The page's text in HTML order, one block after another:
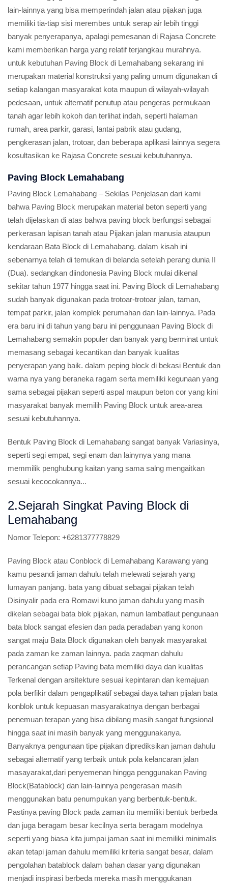
lain-lainnya yang bisa memperindah jalan atau pijakan juga
memiliki tia-tiap sisi merembes untuk serap air lebih tinggi
banyak penyerapanya, apalagi pemesanan di Rajasa Concrete
kami memberikan harga yang relatif terjangkau murahnya.
untuk kebutuhan Paving Block di Lemahabang sekarang ini
merupakan material konstruksi yang paling umum digunakan di
setiap kalangan masyarakat kota maupun di wilayah-wilayah
pedesaan, untuk alternatif penutup atau pengeras permukaan
tanah agar lebih kokoh dan terlihat indah, seperti halaman
rumah, area parkir, garasi, lantai pabrik atau gudang,
pengkerasan jalan, trotoar, dan beberapa aplikasi lainnya segera
kosultasikan ke Rajasa Concrete sesuai kebutuhannya.
Paving Block Lemahabang
Paving Block Lemahabang – Sekilas Penjelasan dari kami
bahwa Paving Block merupakan material beton seperti yang
telah dijelaskan di atas bahwa paving block berfungsi sebagai
perkerasan lapisan tanah atau Pijakan jalan manusia ataupun
kendaraan Bata Block di Lemahabang. dalam kisah ini
sebenarnya telah di temukan di belanda setelah perang dunia II
(Dua). sedangkan diindonesia Paving Block mulai dikenal
sekitar tahun 1977 hingga saat ini. Paving Block di Lemahabang
sudah banyak digunakan pada trotoar-trotoar jalan, taman,
tempat parkir, jalan komplek perumahan dan lain-lainnya. Pada
era baru ini di tahun yang baru ini penggunaan Paving Block di
Lemahabang semakin populer dan banyak yang berminat untuk
memasang sebagai kecantikan dan banyak kualitas
penyerapan yang baik. dalam peping block di bekasi Bentuk dan
warna nya yang beraneka ragam serta memiliki kegunaan yang
sama sebagai pijakan seperti aspal maupun beton cor yang kini
masyarakat banyak memilih Paving Block untuk area-area
sesuai kebutuhannya.
Bentuk Paving Block di Lemahabang sangat banyak Variasinya,
seperti segi empat, segi enam dan lainynya yang mana
memmilik penghubung kaitan yang sama salng mengaitkan
sesuai kecocokannya...
2.Sejarah Singkat Paving Block di
Lemahabang
Nomor Telepon: +6281377778829
Paving Block atau Conblock di Lemahabang Karawang yang
kamu pesandi jaman dahulu telah melewati sejarah yang
lumayan panjang. bata yang dibuat sebagai pijakan telah
Disinyalir pada era Romawi kuno jaman dahulu yang masih
dikelan sebagai bata blok pijakan, namun lambatlaut pengunaan
bata block sangat efesien dan pada peradaban yang konon
sangat maju Bata Block digunakan oleh banyak masyarakat
pada zaman ke zaman lainnya. pada zaqman dahulu
perancangan setiap Paving bata memiliki daya dan kualitas
Terkenal dengan arsitekture sesuai kepintaran dan kemajuan
pola berfikir dalam pengaplikatif sebagai daya tahan pijalan bata
konblok untuk kepuasan masyarakatnya dengan berbagai
penemuan terapan yang bisa dibilang masih sangat fungsional
hingga saat ini masih banyak yang menggunakanya.
Banyaknya pengunaan tipe pijakan diprediksikan jaman dahulu
sebagai alternatif yang terbaik untuk pola kelancaran jalan
masayarakat,dari penyemenan hingga penggunakan Paving
Block(Batablock) dan lain-lainnya pengerasan masih
menggunakan batu penumpukan yang berbentuk-bentuk.
Pastinya paving Block pada zaman itu memiliki bentuk berbeda
dan juga beragam besar kecilnya serta beragam modelnya
seperti yang biasa kita jumpai jaman saat ini memiliki minimalis
akan tetapi jaman dahulu memiliki kriteria sangat besar, dalam
pengolahan batablock dalam bahan dasar yang digunakan
menjadi inspirasi berbeda mereka masih menggukanan